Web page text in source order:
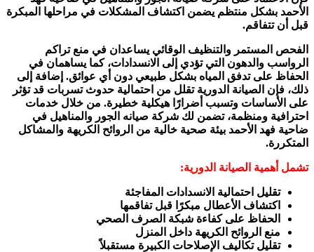
الأحمد بشكل منتظم يضمن اكتشاف المشكلات في مراحلها المبكرة
قبل أن تتفاقم.
الفحص المستمر والتنظيف الوقائي يساعدان في منع تراكم
الرواسب والدهون التي تؤدي إلى الانسدادات، كما يساهمان في
الحفاظ على تدفق المياه بشكل طبيعي دون أي عوائق. إضافة إلى
ذلك، فإن الصيانة الدورية تقلل من احتمالية حدوث تسربات قد تؤثر
على الأساسات وتسبب أضرارًا هيكلية خطيرة. من خلال خدمات
احترافية ومنظمة، تضمن لك شركة صيانه الجور والمناهيل في
ضاحية فهد الأحمد بيئة صحية خالية من الروائح الكريهة والمشاكل
المتكررة.
تشمل أهمية الصيانة الدورية:
تقليل احتمالية الانسدادات المفاجئة
اكتشاف الأعطال مبكرًا قبل تفاقمها
الحفاظ على كفاءة شبكة الصرف الصحي
منع الروائح الكريهة داخل المنزل
تقليل تكاليف الإصلاحات الكبيرة مستقبلاً